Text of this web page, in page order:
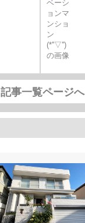
記事一覧ページへ